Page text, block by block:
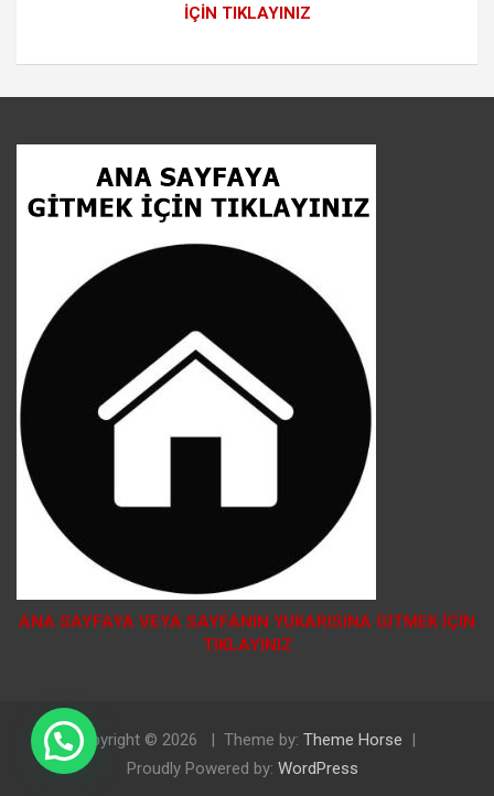
İÇİN TIKLAYINIZ
ANA SAYFAYA VEYA SAYFANIN YUKARISINA GİTMEK İÇİN
TIKLAYINIZ
Copyright © 2026 Theme by: Theme Horse
Proudly Powered by: WordPress
Doğal Tosya Balı Sipariş İçin Tıklayınız